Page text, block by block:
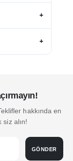
+
+
hakkında en
siz alın!
GÖNDER